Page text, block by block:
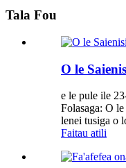
Tala Fou
O le
e le pule ile
Folasaga: O
lenei tusiga o
Faitau atili